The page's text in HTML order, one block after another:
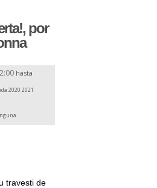
por
hasta
2020 2021
travesti de